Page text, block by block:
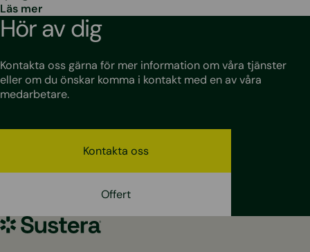
Läs mer
Hör av dig
Kontakta oss gärna för mer information om våra tjänster
eller om du önskar komma i kontakt med en av våra
medarbetare.
Kontakta oss
Offert
Sustera
Sweden